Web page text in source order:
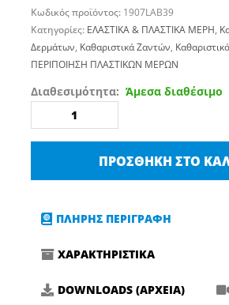
Κωδικός προϊόντος: 1907LAB39
Κατηγορίες: ΕΛΑΣΤΙΚΑ & ΠΛΑΣΤΙΚΑ ΜΕΡΗ,
Δερμάτων, Καθαριστικά Ζαντών,
ΠΕΡΙΠΟΙΗΣΗ ΠΛΑΣΤΙΚΩΝ ΜΕΡΩΝ
Διαθεσιμότητα: Άμεσα διαθέσιμο
DUCTILE
Καθαριστικό
ποσότητα
ΠΡΟΣΘΉΚΗ ΣΤΟ
ΠΛΗΡΗΣ ΠΕΡΙΓΡΑΦΗ
ΧΑΡΑΚΤΗΡΙΣΤΙΚΑ
DOWNLOADS (ΑΡΧΕΙΑ)